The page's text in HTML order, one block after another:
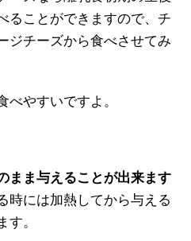
ることができますので、チ
ジチーズから食べさせてみ
べやすいですよ。
まま与えることが出来ます
時には加熱してから与える
す。